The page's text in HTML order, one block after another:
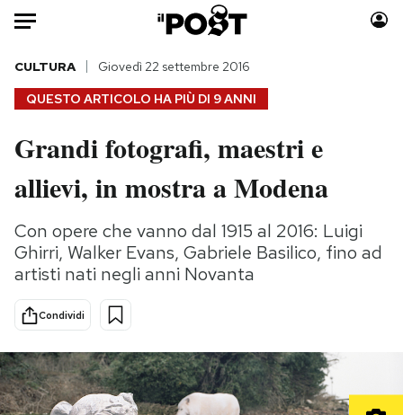
Auto
HOME
Italia
Politica
Tecnologia
Internet
Scienza
Cultura
Economia
Sport
Moda
Consumismi
Storie/Idee
Ok Boomer!
Media
Mondiali calcio 2026
QUESTO ARTICOLO HA PIÙ DI 9 ANNI
CULTURA Giovedì 22 settembre 2016
Grandi fotografi, maestri e
allievi, in mostra a Modena
Con opere che vanno dal 1915 al 2016: Luigi
Ghirri, Walker Evans, Gabriele Basilico, fino ad
artisti nati negli anni Novanta
Condividi